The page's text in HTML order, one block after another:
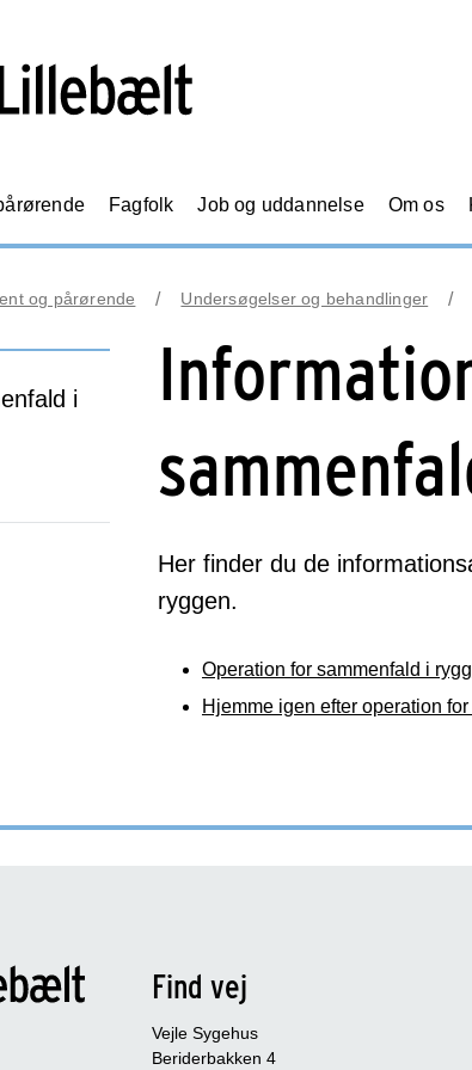
Fagfolk Job og uddannelse Om os
og pårørende Undersøgelser og behandlinger
i
Her finder du de
ryggen.
Operation for sammenfald i
Hjemme igen efter operation
Find vej
Vejle Sygehus
Beriderbakken 4